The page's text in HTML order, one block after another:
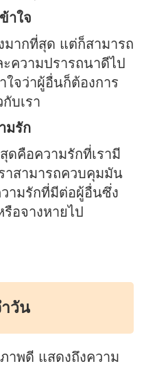
าใจ
มากที่สุด แต่ก็สามารถ
ความปรารถนาดีไป
ใจว่าผู้อื่นก็ต้องการ
บเรา
มรัก
ดคือความรักที่เรามี
ราสามารถควบคุมมัน
ามรักที่มีต่อผู้อื่นซึ่ง
อจางหายไป
วัน
าพดี แสดงถึงความ